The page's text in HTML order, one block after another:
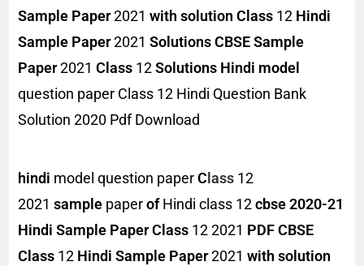
Sample Paper2021with solutionClass 12 Hindi
Sample Paper2021SolutionsCBSE Sample
Paper2021Class 12Solutions Hindi model
question paper Class 12 Hindi Question Bank
Solution 2020 Pdf Download
hindi model question paperC lass 12
2021sample paperofHindi class 12cbse 2020-21
Hindi Sample Paper Class 12 2021 PDFCBSE
Class 12 Hindi Sample Paper2021with solution